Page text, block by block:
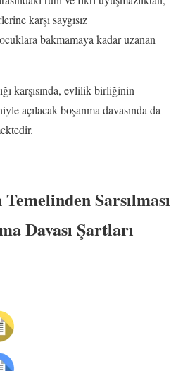
karşı saygısız
bakmamaya kadar uzanan
karşısında, evlilik birliğinin
açılacak boşanma davasında da
Sarsılması
Davası Şartları